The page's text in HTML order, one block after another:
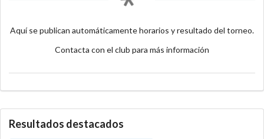
Aquí se publican automáticamente horarios y resultado del torneo.
Contacta con el club para más información
Resultados destacados